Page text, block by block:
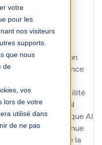
votre
pour les
nos visiteurs
supports.
que nous
de
vos
lors de votre
utilisé dans
de ne pas
achatsacquisition
administration
utilisateur
agence
l'organisation
agilité
agilité du SI
agilité technologiqueAI
amélioration continue
amélioration de la